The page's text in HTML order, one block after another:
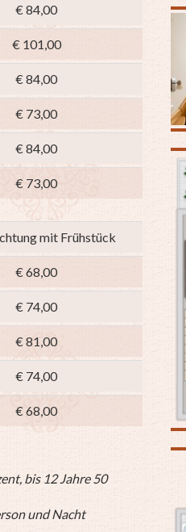
€ 84,00
€ 101,00
€ 84,00
€ 73,00
€ 84,00
€ 73,00
mit Frühstück
€ 68,00
€ 74,00
€ 81,00
€ 74,00
€ 68,00
bis 12 Jahre 50
und Nacht